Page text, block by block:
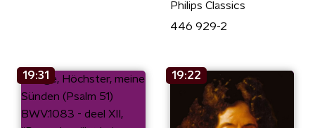
Philips Classics
446 929-2
19:31 19:22